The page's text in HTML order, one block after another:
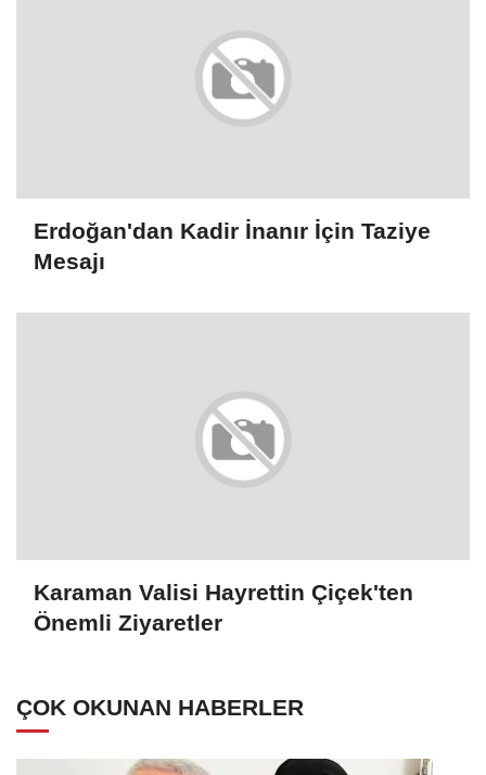
Erdoğan'dan Kadir İnanır İçin Taziye
Mesajı
Karaman Valisi Hayrettin Çiçek'ten
Önemli Ziyaretler
ÇOK OKUNAN HABERLER